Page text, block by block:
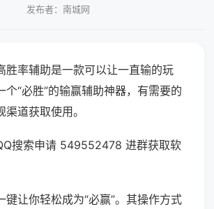
发布者：南城网
胜率辅助是一款可以让一直输的玩
个“必胜”的输赢辅助神器，有需要的
道获取使用。
搜索申请 549552478 进群获取软
键让你轻松成为“必赢”。其操作方式